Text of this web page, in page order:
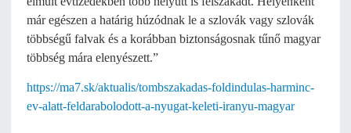
már egészen a határig húzódnak le a szlovák vagy szlovák
többségű falvak és a korábban biztonságosnak tűnő magyar
többség mára elenyészett.”
https://ma7.sk/aktualis/tombszakadas-foldindulas-harminc-
ev-alatt-feldarabolodott-a-nyugat-keleti-iranyu-magyar